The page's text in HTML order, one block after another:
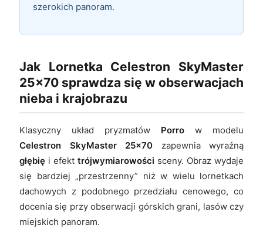
szerokich panoram.
Jak Lornetka Celestron SkyMaster
25x70 sprawdza się w obserwacjach
nieba i krajobrazu
Klasyczny układ pryzmatów Porro w modelu
Celestron SkyMaster 25x70 zapewnia wyraźną
głębię i efekt trójwymiarowości sceny. Obraz wydaje
się bardziej „przestrzenny” niż w wielu lornetkach
dachowych z podobnego przedziału cenowego, co
docenia się przy obserwacji górskich grani, lasów czy
miejskich panoram.